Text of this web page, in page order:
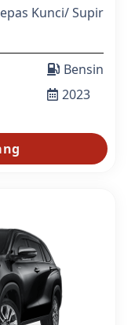
Kunci/Supir
Bensin
2023